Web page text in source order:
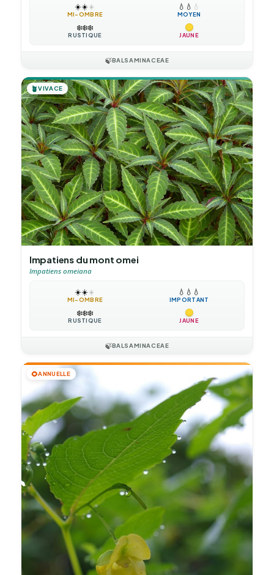
☀️☀️☀️
MI-OMBRE
💧 💧 💧
MOYEN
❄️❄️❄️
RUSTIQUE JAUNE
🍃BALSAMINACEAE
🪴VIVACE
Impatiens du mont omei
Impatiens omeiana
☀️☀️☀️
MI-OMBRE
💧 💧 💧
IMPORTANT
❄️❄️❄️
RUSTIQUE JAUNE
🍃BALSAMINACEAE
🌻ANNUELLE